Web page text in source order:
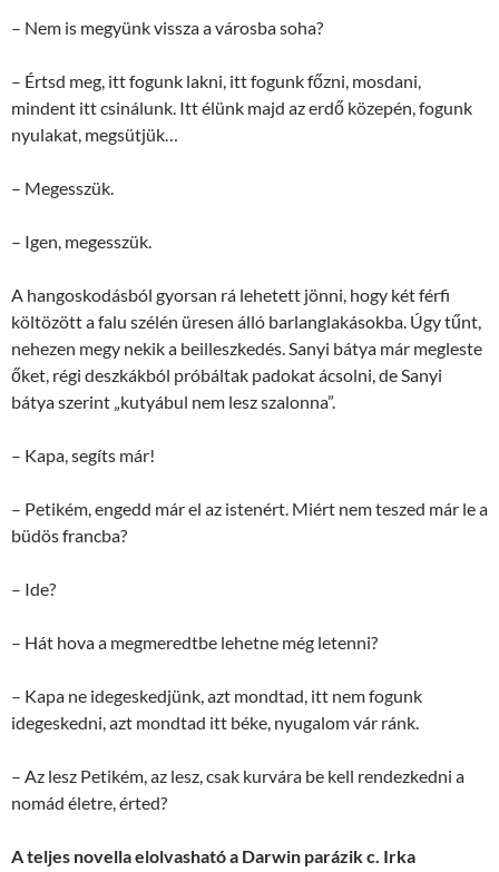
– Nem is megyünk vissza a városba soha?
– Értsd meg, itt fogunk lakni, itt fogunk főzni, mosdani,
mindent itt csinálunk. Itt élünk majd az erdő közepén, fogunk
nyulakat, megsütjük…
– Megesszük.
– Igen, megesszük.
A hangoskodásból gyorsan rá lehetett jönni, hogy két férfi
költözött a falu szélén üresen álló barlanglakásokba. Úgy tűnt,
nehezen megy nekik a beilleszkedés. Sanyi bátya már megleste
őket, régi deszkákból próbáltak padokat ácsolni, de Sanyi
bátya szerint „kutyábul nem lesz szalonna”.
– Kapa, segíts már!
– Petikém, engedd már el az istenért. Miért nem teszed már le a
büdös francba?
– Ide?
– Hát hova a megmeredtbe lehetne még letenni?
– Kapa ne idegeskedjünk, azt mondtad, itt nem fogunk
idegeskedni, azt mondtad itt béke, nyugalom vár ránk.
– Az lesz Petikém, az lesz, csak kurvára be kell rendezkedni a
nomád életre, érted?
A teljes novella elolvasható a Darwin parázik c. Irka